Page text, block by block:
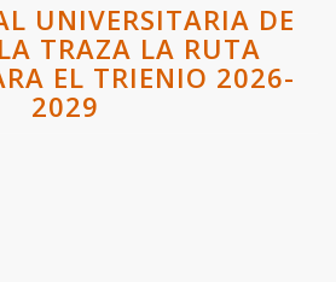
UNIVERSITARIA DE
TRAZA LA RUTA
EL TRIENIO 2026-
2029